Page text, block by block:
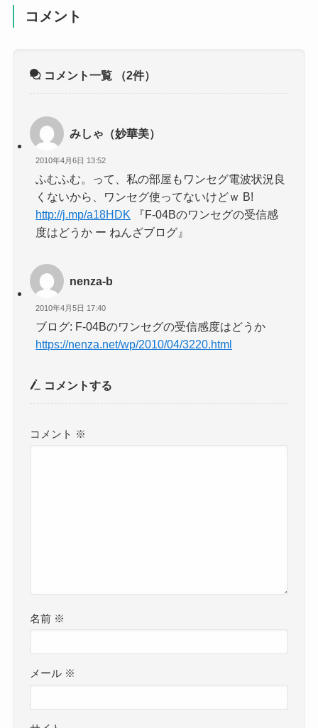
コメント
コメント一覧 （2件）
みしゃ（妙華美）
2010年4月6日 13:52
ふむふむ。って、私の部屋もワンセグ電波状況良
くないから、ワンセグ使ってないけどｗ B!
http://j.mp/a18HDK 『F-04Bのワンセグの受信感
度はどうか ー ねんざブログ』
nenza-b
2010年4月5日 17:40
ブログ: F-04Bのワンセグの受信感度はどうか
https://nenza.net/wp/2010/04/3220.html
コメントする
コメント ※
名前 ※
メール ※